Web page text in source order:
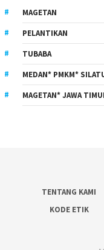
MAGETAN
PELANTIKAN
TUBABA
MEDAN* PMKM*
MAGETAN* JAWA
TENTANG KAMI
KODE ETIK